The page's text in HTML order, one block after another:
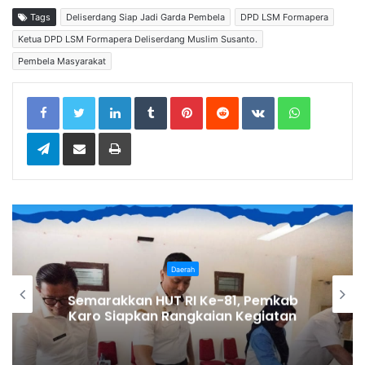
Tags Deliserdang Siap Jadi Garda Pembela
DPD LSM Formapera
Ketua DPD LSM Formapera Deliserdang Muslim Susanto.
Pembela Masyarakat
LinkedIn Tumblr Pinterest Reddit VKontakte
Telegram Print
Daerah
1,2 Kg Sabu Dimusnahkan Polresta
Deli Serdang, Tiga Tersangka Gagal
Edarkan Ribuan Dosis Narkoba